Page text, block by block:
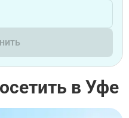
в Уфе